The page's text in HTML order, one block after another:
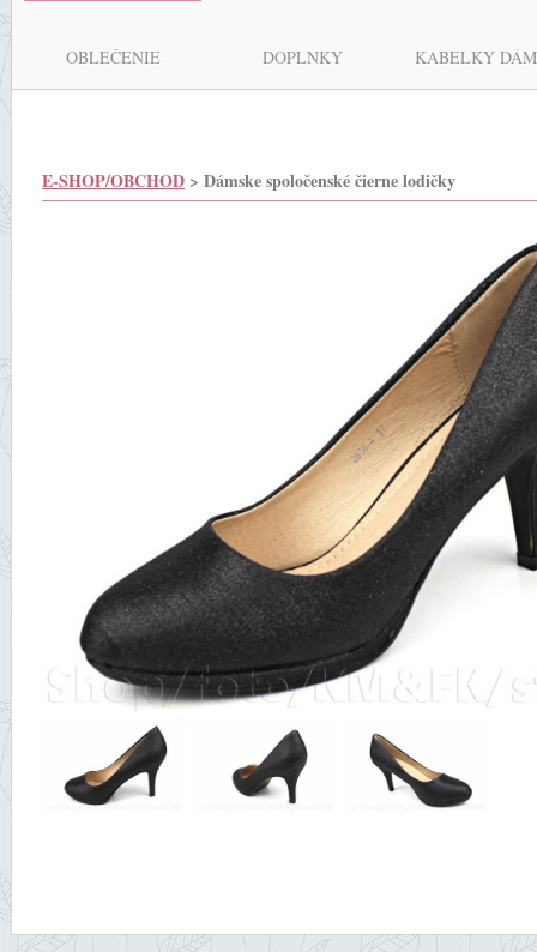
OBLEČENIE DOPLNKY KABELKY
E-SHOP/OBCHOD > Dámske spoločenské čierne lodičky